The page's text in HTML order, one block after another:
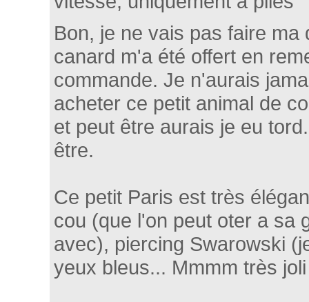
Bon, je ne vais pas faire ma
canard m'a été offert en
commande. Je n'aurais
acheter ce petit animal de
et peut être aurais je eu
être.
Ce petit Paris est très
cou (que l'on peut oter a sa
avec), piercing Swarowski
yeux bleus... Mmmm très